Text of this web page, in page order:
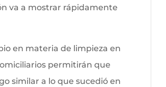
va a mostrar rápidamente
en materia de limpieza en
permitirán que
similar a lo que sucedió en